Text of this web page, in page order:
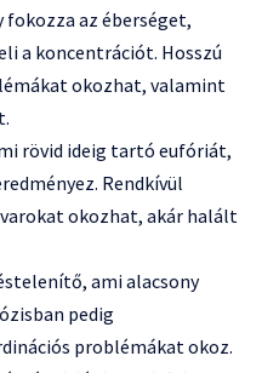
az éberséget,
a koncentrációt. Hosszú
okozhat, valamint
rövid ideig tartó eufóriát,
Rendkívül
okozhat, akár halált
ami alacsony
pedig
problémákat okoz.